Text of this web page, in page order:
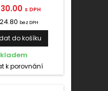
s DPH
bez DPH
do košíku
k porovnání